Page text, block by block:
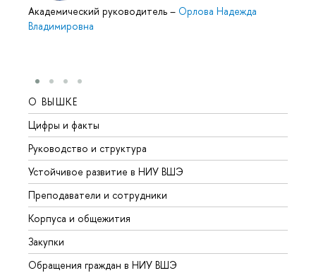
Академический руководитель – Орлова Надежда
Владимировна
О ВЫШКЕ
Цифры и факты
Руководство и структура
Устойчивое развитие в НИУ ВШЭ
Преподаватели и сотрудники
Корпуса и общежития
Закупки
Обращения граждан в НИУ ВШЭ